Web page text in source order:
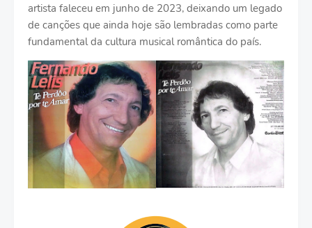
artista faleceu em junho de 2023, deixando um legado
de canções que ainda hoje são lembradas como parte
fundamental da cultura musical romântica do país.